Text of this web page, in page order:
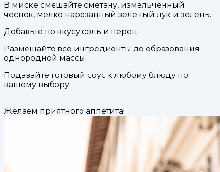
В миске смешайте сметану, измельченный
чеснок, мелко нарезанный зеленый лук и зелень.
Добавьте по вкусу соль и перец.
Размешайте все ингредиенты до образования
однородной массы.
Подавайте готовый соус к любому блюду по
вашему выбору.
Желаем приятного аппетита!